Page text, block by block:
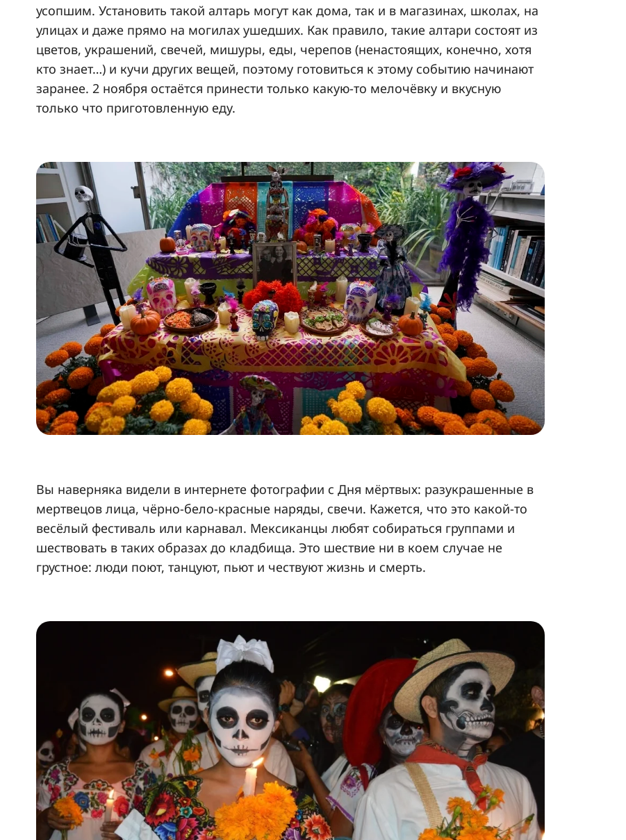
усопшим. Установить такой алтарь могут как дома, так и в магазинах, школах, на
улицах и даже прямо на могилах ушедших. Как правило, такие алтари состоят из
цветов, украшений, свечей, мишуры, еды, черепов (ненастоящих, конечно, хотя
кто знает…) и кучи других вещей, поэтому готовиться к этому событию начинают
заранее. 2 ноября остаётся принести только какую-то мелочёвку и вкусную
только что приготовленную еду.
Вы наверняка видели в интернете фотографии с Дня мёртвых: разукрашенные в
мертвецов лица, чёрно-бело-красные наряды, свечи. Кажется, что это какой-то
весёлый фестиваль или карнавал. Мексиканцы любят собираться группами и
шествовать в таких образах до кладбища. Это шествие ни в коем случае не
грустное: люди поют, танцуют, пьют и чествуют жизнь и смерть.